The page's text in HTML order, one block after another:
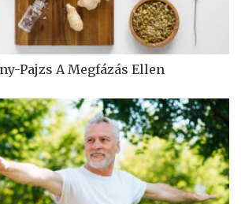
Pajzs A Megfázás Ellen